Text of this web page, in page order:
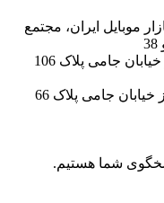
موبایل ایران، مجتمع
شعبه دو : تهران خیابان حافظ پایین تر از خیابان جامی پلاک 106
شعبه سه : تهران خیابان حافظ پایین تر از خیابان جامی پلاک 66